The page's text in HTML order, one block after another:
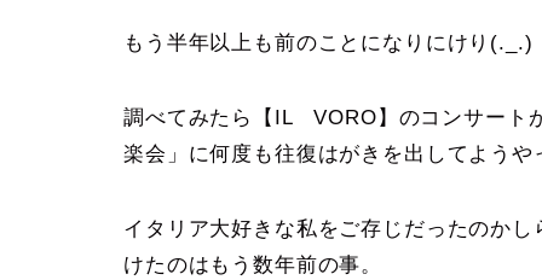
もう半年以上も前のことになりにけり(._.)
調べてみたら【IL VORO】のコンサート
楽会」に何度も往復はがきを出してよう
イタリア大好きな私をご存じだったのか
けたのはもう数年前の事。